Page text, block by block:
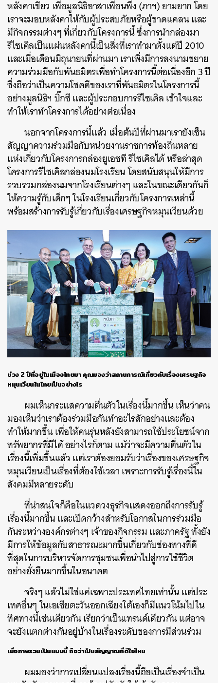
หลังคาเขียว เพื่อมูลนิธิอาสาเพื่อนพึ่ง (ภาฯ) ยามยาก โดย
เราจะมอบหลังคาให้กับผู้ประสบภัยหรือผู้ขาดแคลน และ
มีกิจกรรมต่างๆ ที่เกี่ยวกับโครงการนี้ ซึ่งการนำกล่องมา
รีไซเคิลเป็นแผ่นหลังคานี้เป็นสิ่งที่เราทำมาตั้งแต่ปี 2010
และเมื่อเดือนมิถุนายนที่ผ่านมา เราเพิ่งมีการลงนามขยาย
ความร่วมมือกับพันธมิตรเพื่อทำโครงการนี้ต่อเนื่องอีก 3 ปี
ซึ่งถือว่าเป็นความโชคดีของเราที่พันธมิตรในโครงการนี้
อย่างมูลนิธิฯ บิ๊กซี และผู้ประกอบการรีไซเคิล เข้าใจและ
ทำให้เราทำโครงการได้อย่างต่อเนื่อง
นอกจากโครงการนี้แล้ว เมื่อต้นปีที่ผ่านมาเรายังเซ็น
สัญญาความร่วมมือกับหน่วยงานราชการท้องถิ่นหลาย
แห่งเกี่ยวกับโครงการกล่องยูเอชที รีไซเคิลได้ หรือล่าสุด
โครงการรีไซเคิลกล่องนมโรงเรียน โดยสนับสนุนให้มีการ
รวบรวมกล่องนมจากโรงเรียนต่างๆ และในขณะเดียวกันก็
ให้ความรู้กับเด็กๆ ในโรงเรียนเกี่ยวกับโครงการเหล่านี้
พร้อมสร้างการรับรู้เกี่ยวกับเรื่องเศรษฐกิจหมุนเวียนด้วย
ช่วง2 ปีที่อยู่ในเมืองไทยมา คุณมองว่าสถานการณ์เกี่ยวกับเรื่องเศรษฐกิจ
หมุนเวียนในไทยเป็นอย่างไร
ผมเห็นกระแสความตื่นตัวในเรื่องนี้มากขึ้น เห็นว่าคน
มองเห็นว่าเราต้องร่วมมือกันทำอะไรสักอย่างและต้อง
ทำให้มากขึ้น เพื่อให้คนรุ่นหลังยังสามารถใช้ประโยชน์จาก
ทรัพยากรที่มีได้ อย่างไรก็ตาม แม้ว่าจะมีความตื่นตัวใน
เรื่องนี้เพิ่มขึ้นแล้ว แต่เราต้องยอมรับว่าเรื่องของเศรษฐกิจ
หมุนเวียนเป็นเรื่องที่ต้องใช้เวลา เพราะการรับรู้เรื่องนี้ใน
สังคมมีหลายระดับ
ที่น่าสนใจก็คือในแวดวงธุรกิจแสดงออกถึงการรับรู้
เรื่องนี้มากขึ้น และเปิดกว้างสำหรับโอกาสในการร่วมมือ
กันระหว่างองค์กรต่างๆ เจ้าของกิจกรรม และภาครัฐ ทั้งยัง
มีการให้ข้อมูลกับสาธารณะมากขึ้นเกี่ยวกับช่องทางที่ดี
ที่สุดในการบริหารจัดการชุมชนเพื่อนำไปสู่การใช้ชีวิต
อย่างยั่งยืนมากขึ้นในอนาคต
จริงๆ แล้วไม่ใช่แค่เฉพาะประเทศไทยเท่านั้น แต่ประ
เทศอื่นๆ ในเอเชียตะวันออกเฉียงใต้เองก็มีแนวโน้มไปใน
ทิศทางนี้เช่นเดียวกัน เรียกว่าเป็นเทรนด์เดียวกัน แต่อาจ
จะยังแตกต่างกันอยู่บ้างในเรื่องระดับของการมีส่วนร่วม
เมื่อภาพรวมเป็นแบบนี้ ถือว่าเป็นสัญญาณที่ดีใช่ไหม
ผมมองว่าการเปลี่ยนแปลงเรื่องนี้ถือเป็นเรื่องจำเป็น